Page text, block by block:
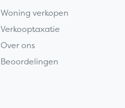
Woning verkopen
Verkooptaxatie
Over ons
Beoordelingen